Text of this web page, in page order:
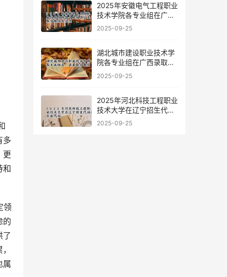
多
更
和
的
了
属
2025年安徽电气工程职业
技术学院各专业组在广东
录取分数线及位次
2025-09-25
湖北城市建设职业技术学
院各专业组在广西录取分
数线
2025-09-25
2025年河北科技工程职业
技术大学在辽宁招生代码
及专业代码
2025-09-25